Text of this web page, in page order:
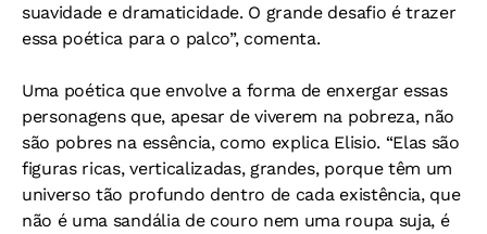
suavidade e dramaticidade. O grande desafio é trazer
essa poética para o palco”, comenta.
Uma poética que envolve a forma de enxergar essas
personagens que, apesar de viverem na pobreza, não
são pobres na essência, como explica Elisio. “Elas são
figuras ricas, verticalizadas, grandes, porque têm um
universo tão profundo dentro de cada existência, que
não é uma sandália de couro nem uma roupa suja, é